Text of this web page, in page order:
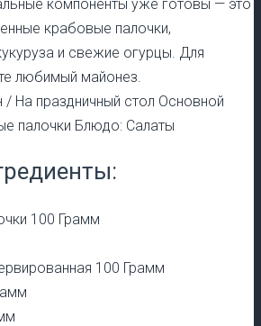
компоненты уже готовы — это
крабовые палочки,
и свежие огурцы. Для
любимый майонез.
/ На праздничный стол Основной
палочки Блюдо: Салаты
100 Грамм
100 Грамм